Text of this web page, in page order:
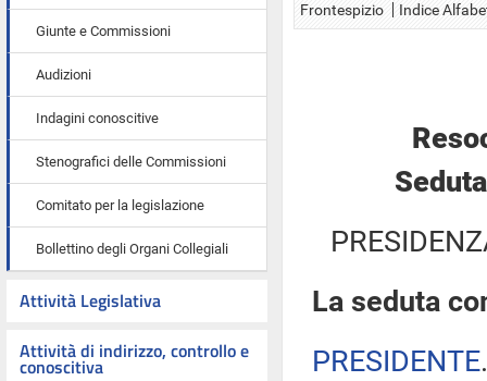
Giunte e Commissioni
Audizioni
Indagini conoscitive
Stenografici delle Commissioni
Comitato per la legislazione
Bollettino degli Organi Collegiali
Attività Legislativa
Attività di indirizzo, controllo e
conoscitiva
Frontespizio Indice
La seduta
PRESIDENTE